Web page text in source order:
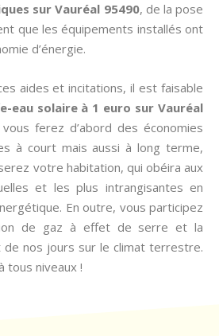
sur Vauréal 95490, de la pose
que les équipements installés ont
d’énergie.
aides et incitations, il est faisable
eau solaire à 1 euro sur Vauréal
ferez d’abord des économies
à court mais aussi à long terme,
votre habitation, qui obéira aux
et les plus intrangisantes en
En outre, vous participez
de gaz à effet de serre et la
de nos jours sur le climat terrestre.
tous niveaux !